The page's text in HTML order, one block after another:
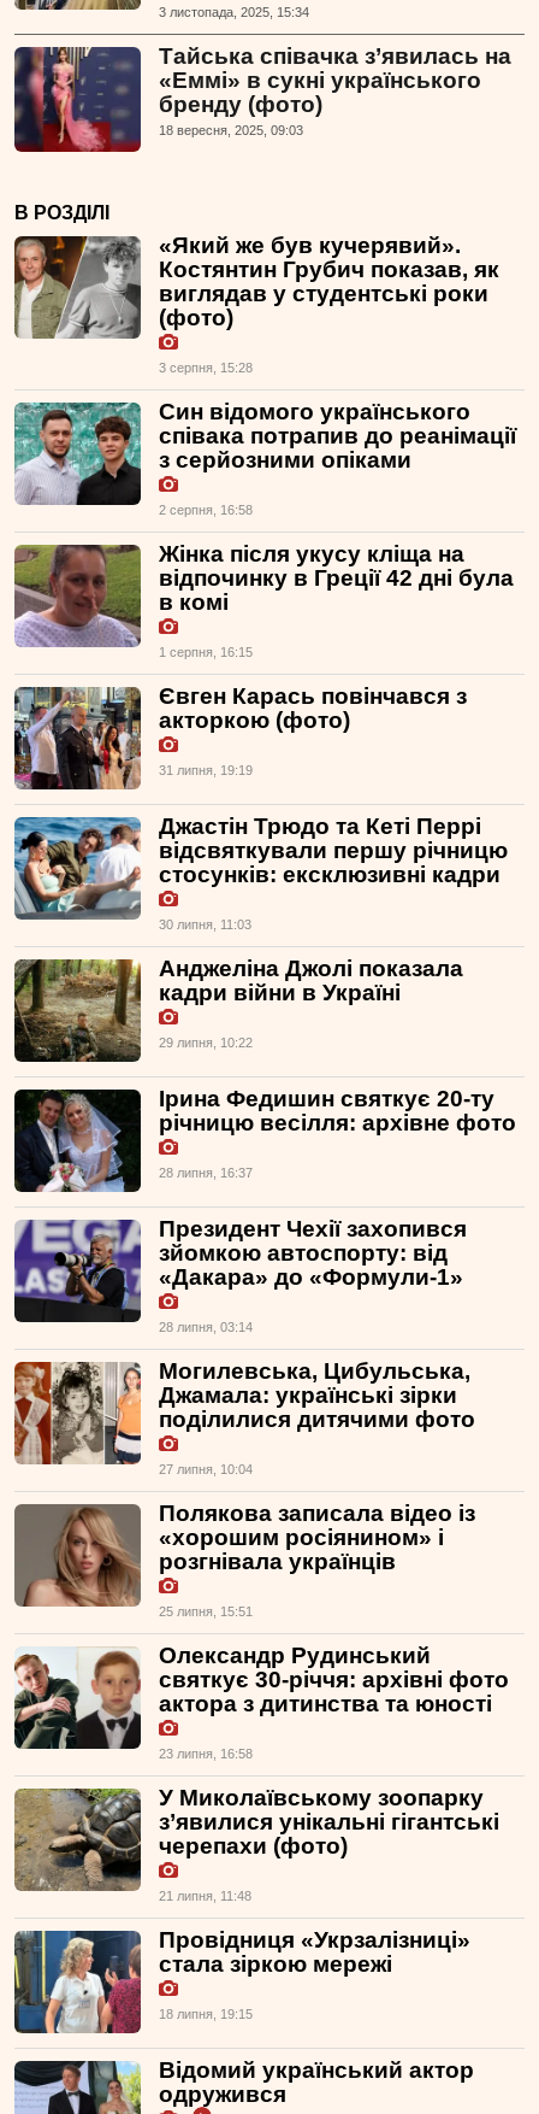
3 листопада, 2025, 15:34
Тайська співачка з’явилась на
«Еммі» в сукні українського
бренду (фото)
18 вересня, 2025, 09:03
В РОЗДІЛІ
«Який же був кучерявий».
Костянтин Грубич показав, як
виглядав у студентські роки
(фото)
3 серпня, 15:28
Син відомого українського
співака потрапив до реанімації
з серйозними опіками
2 серпня, 16:58
Жінка після укусу кліща на
відпочинку в Греції 42 дні була
в комі
1 серпня, 16:15
Євген Карась повінчався з
акторкою (фото)
31 липня, 19:19
Джастін Трюдо та Кеті Перрі
відсвяткували першу річницю
стосунків: ексклюзивні кадри
30 липня, 11:03
Анджеліна Джолі показала
кадри війни в Україні
29 липня, 10:22
Ірина Федишин святкує 20-ту
річницю весілля: архівне фото
28 липня, 16:37
Президент Чехії захопився
зйомкою автоспорту: від
«Дакара» до «Формули-1»
28 липня, 03:14
Могилевська, Цибульська,
Джамала: українські зірки
поділилися дитячими фото
27 липня, 10:04
Полякова записала відео із
«хорошим росіянином» і
розгнівала українців
25 липня, 15:51
Олександр Рудинський
святкує 30-річчя: архівні фото
актора з дитинства та юності
23 липня, 16:58
У Миколаївському зоопарку
з’явилися унікальні гігантські
черепахи (фото)
21 липня, 11:48
Провідниця «Укрзалізниці»
стала зіркою мережі
18 липня, 19:15
Відомий український актор
одружився